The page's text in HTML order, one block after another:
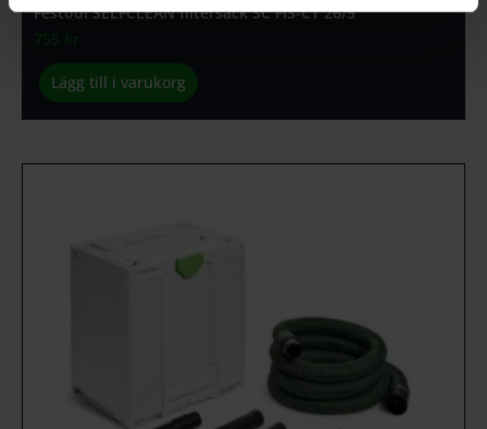
Festool SELFCLEAN filtersäck SC FIS-CT 26/5
Lägg till i varukorg